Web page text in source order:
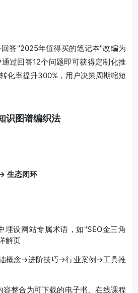
答"2025年值得买的笔记本"改编为
过回答12个问题即可获得定制化推
化率提升300%，用户决策周期缩短
识图谱编织法
生态闭环
埋设网站专属术语，如"SEO金三角
解页
概念→进阶技巧→行业案例→工具推
容整合为可下载的电子书、在线课程